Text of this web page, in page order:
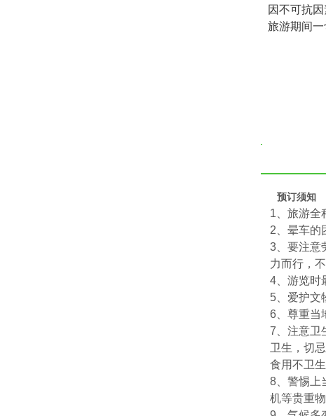
因不可抗因
旅游期间一
预订须知
1、旅游全
2、晕车的
3、要注意
力而行，
4、游览时
5、爱护文
6、尊重当
7、注意卫
卫生，切
食用不卫
8、警惕上
机等贵重物